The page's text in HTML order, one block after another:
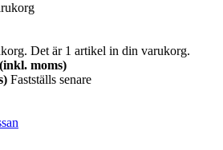
Det är 1 artikel in din varukorg.
moms)
Fastställs senare